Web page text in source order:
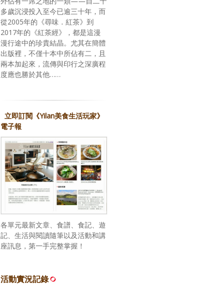
多歲沉浸投入至今已逾三十年，而
從2005年的《尋味．紅茶》到
2017年的《紅茶經》，都是這漫
漫行途中的珍貴結晶。尤其在簡體
出版裡，不僅十本中所佔有二，且
兩本加起來，流傳與印行之深廣程
度應也勝於其他……
立即訂閱《Yilan美食生活玩家》
電子報
各單元最新文章、食譜、食記、遊
記、生活與閱讀隨筆以及活動和講
座訊息，第一手完整掌握！
活動實況記錄